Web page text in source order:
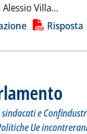
Villa...
Risposta
.
e
Ue